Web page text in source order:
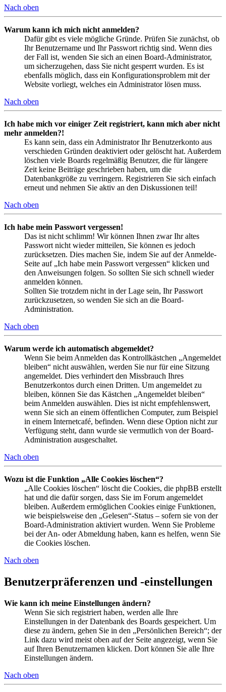
Nach oben
Warum kann ich mich nicht anmelden?
Dafür gibt es viele mögliche Gründe. Prüfen Sie zunächst, ob
Ihr Benutzername und Ihr Passwort richtig sind. Wenn dies
der Fall ist, wenden Sie sich an einen Board-Administrator,
um sicherzugehen, dass Sie nicht gesperrt wurden. Es ist
ebenfalls möglich, dass ein Konfigurationsproblem mit der
Website vorliegt, welches ein Administrator lösen muss.
Nach oben
Ich habe mich vor einiger Zeit registriert, kann mich aber nicht
mehr anmelden?!
Es kann sein, dass ein Administrator Ihr Benutzerkonto aus
verschieden Gründen deaktiviert oder gelöscht hat. Außerdem
löschen viele Boards regelmäßig Benutzer, die für längere
Zeit keine Beiträge geschrieben haben, um die
Datenbankgröße zu verringern. Registrieren Sie sich einfach
erneut und nehmen Sie aktiv an den Diskussionen teil!
Nach oben
Ich habe mein Passwort vergessen!
Das ist nicht schlimm! Wir können Ihnen zwar Ihr altes
Passwort nicht wieder mitteilen, Sie können es jedoch
zurücksetzen. Dies machen Sie, indem Sie auf der Anmelde-
Seite auf „Ich habe mein Passwort vergessen“ klicken und
den Anweisungen folgen. So sollten Sie sich schnell wieder
anmelden können.
Sollten Sie trotzdem nicht in der Lage sein, Ihr Passwort
zurückzusetzen, so wenden Sie sich an die Board-
Administration.
Nach oben
Warum werde ich automatisch abgemeldet?
Wenn Sie beim Anmelden das Kontrollkästchen „Angemeldet
bleiben“ nicht auswählen, werden Sie nur für eine Sitzung
angemeldet. Dies verhindert den Missbrauch Ihres
Benutzerkontos durch einen Dritten. Um angemeldet zu
bleiben, können Sie das Kästchen „Angemeldet bleiben“
beim Anmelden auswählen. Dies ist nicht empfehlenswert,
wenn Sie sich an einem öffentlichen Computer, zum Beispiel
in einem Internetcafé, befinden. Wenn diese Option nicht zur
Verfügung steht, dann wurde sie vermutlich von der Board-
Administration ausgeschaltet.
Nach oben
Wozu ist die Funktion „Alle Cookies löschen“?
„Alle Cookies löschen“ löscht die Cookies, die phpBB erstellt
hat und die dafür sorgen, dass Sie im Forum angemeldet
bleiben. Außerdem ermöglichen Cookies einige Funktionen,
wie beispielsweise den „Gelesen“-Status – sofern sie von der
Board-Administration aktiviert wurden. Wenn Sie Probleme
bei der An- oder Abmeldung haben, kann es helfen, wenn Sie
die Cookies löschen.
Nach oben
Benutzerpräferenzen und -einstellungen
Wie kann ich meine Einstellungen ändern?
Wenn Sie sich registriert haben, werden alle Ihre
Einstellungen in der Datenbank des Boards gespeichert. Um
diese zu ändern, gehen Sie in den „Persönlichen Bereich“; der
Link dazu wird meist oben auf der Seite angezeigt, wenn Sie
auf Ihren Benutzernamen klicken. Dort können Sie alle Ihre
Einstellungen ändern.
Nach oben